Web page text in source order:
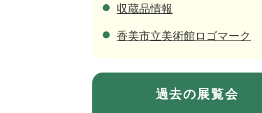
収蔵品情報
香美市立美術館ロゴマーク
過去の展覧会